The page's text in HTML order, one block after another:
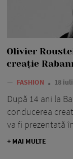
Olivier
creație
— FASHION 18
După 14 ani la
conducerea
va fi prezentată
+ MAI MULTE